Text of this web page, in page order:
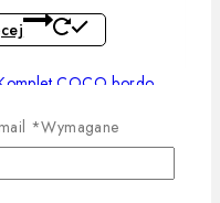
Dowiedz Się Więcej
*Wymagane